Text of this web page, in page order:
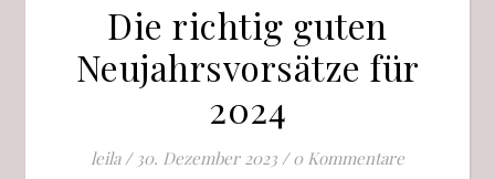
Die richtig guten
Neujahrsvorsätze für
2024
leila / 30. Dezember 2023 / 0 Kommentare